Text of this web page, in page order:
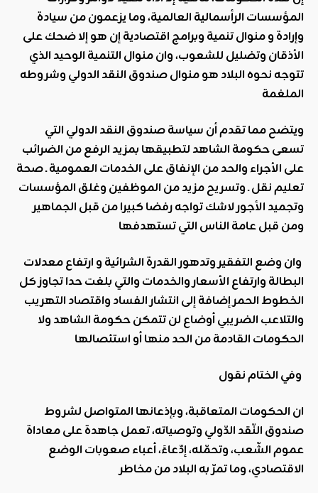
المؤسسات الرأسمالية العالمية، وما يزعمون من سيادة
وإرادة و منوال تنمية وبرامج اقتصادية إن هو إلا ضحك على
الأذقان وتضليل للشعوب، وان منوال التنمية الوحيد الذي
تتوجه نحوه البلاد هو منوال صندوق النقد الدولي وشروطه
الملغمة
ويتضح مما تقدم أنسياسة صندوق النقد الدولي التي
تسعى حكومة الشاهد لتطبيقها بمزيد الرفع من الضرائب
على الأجراء والحد من الإنفاق على الخدمات العمومية ـ صحة
تعليم نقل ـ وتسريح مزيد من الموظفين وغلق المؤسسات
وتجميد الأجور لاشك تواجه رفضا كبيرا من قبل الجماهير
ومن قبل عامة الناس التي تستهدفها
وان وضع التفقير وتدهور القدرة الشرائية و ارتفاع معدلات
البطالة وارتفاع الأسعار والخدمات والتي بلغت حدا تجاوز كل
الخطوط الحمر إضافة إلى انتشار الفساد واقتصاد التهريب
والتلاعب الضريبي أوضاع لن تتمكن حكومة الشاهد ولا
الحكومات القادمة من الحد منها أو استئصالها
وفي الختام نقول
ان الحكومات المتعاقبة، وبإذعانها المتواصل لشروط
صندوق النّقد الدّولي وتوصياته، تعمل جاهدة على معاداة
عموم الشّعب، وتحمّله، إدّعاءً، أعباء صعوبات الوضع
الاقتصادي، وما تمرّ به البلاد من مخاطر